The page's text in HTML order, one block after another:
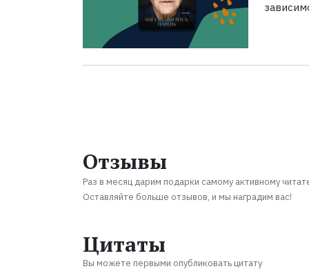
Отзывы
Раз в месяц дарим подарки самому активному
Оставляйте больше отзывов, и мы наградим вас!
Цитаты
Вы можете первыми опубликовать цитату